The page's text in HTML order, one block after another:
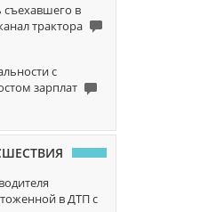
съехавшего в
трактора
с
зарплат
в ДТП с